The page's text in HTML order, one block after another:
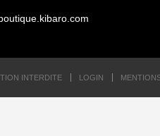
boutique.kibaro.com
INTERDITE LOGIN